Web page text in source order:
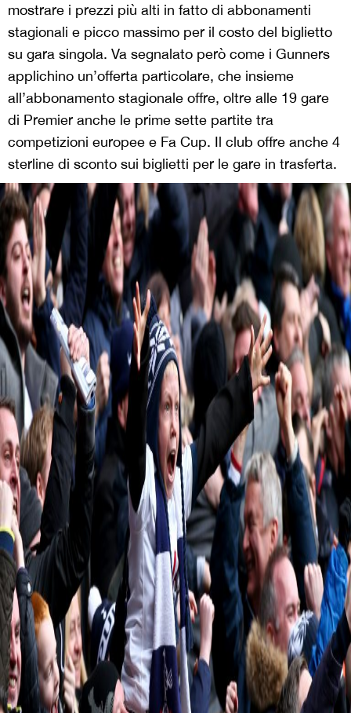
mostrare i prezzi più alti in fatto di abbonamenti
stagionali e picco massimo per il costo del biglietto
su gara singola. Va segnalato però come i Gunners
applichino un’offerta particolare, che insieme
all’abbonamento stagionale offre, oltre alle 19 gare
di Premier anche le prime sette partite tra
competizioni europee e Fa Cup. Il club offre anche 4
sterline di sconto sui biglietti per le gare in trasferta.